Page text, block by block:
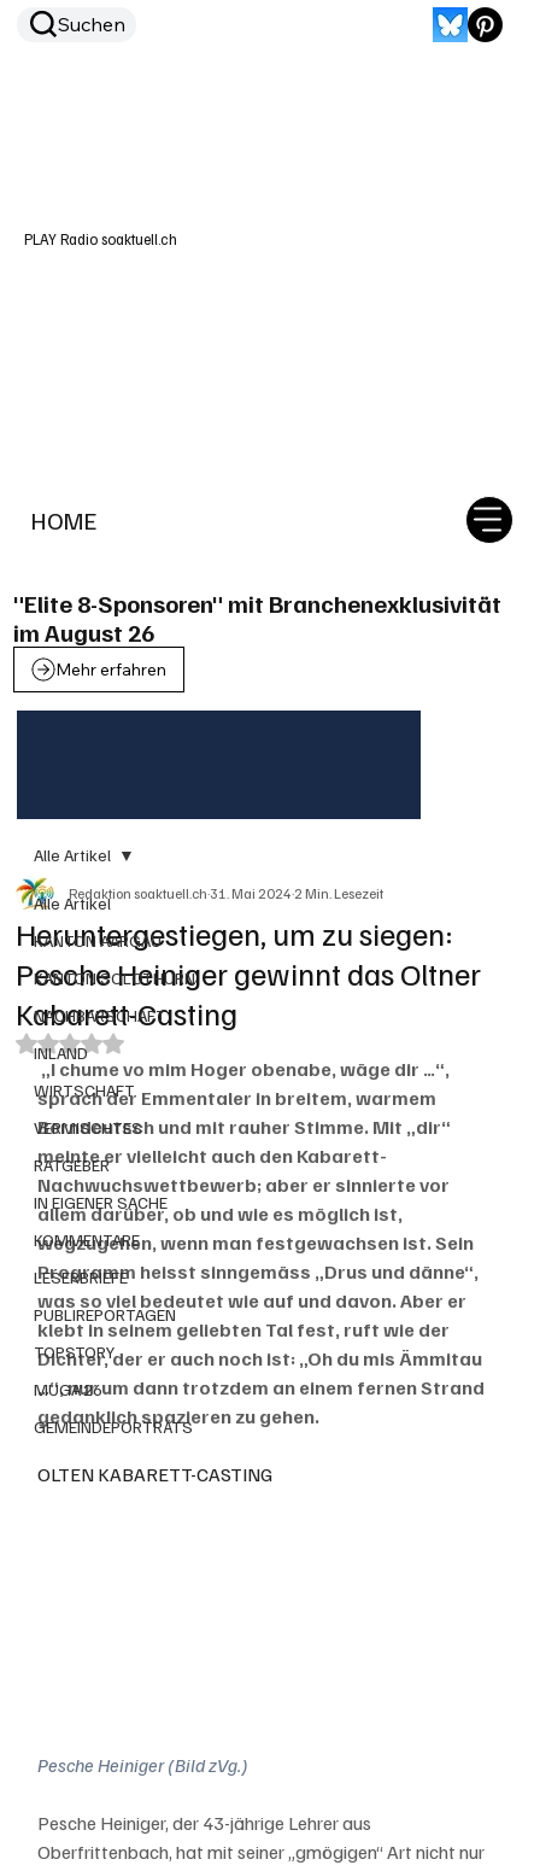
HOME
Suchen
PLAY Radio soaktuell.ch
"Elite 8-Sponsoren" mit Branchenexklusivität
im August 26
Mehr erfahren
Alle Artikel
KANTON AARGAU
KANTON SOLOTHURN
NACHBARSCHAFT
INLAND
WIRTSCHAFT
VERMISCHTES
RATGEBER
IN EIGENER SACHE
KOMMENTARE
LESERBRIEFE
PUBLIREPORTAGEN
TOPSTORY
MUGA'26
GEMEINDEPORTRÄTS
Alle Artikel
Heruntergestiegen, um zu siegen:
Pesche Heiniger gewinnt das Oltner
Kabarett-Casting
Redaktion soaktuell.ch31. Mai 20242 Min. Lesezeit
Mit NaN von 5 Sternen bewertet.
sprach der Emmentaler in breitem, warmem
Berndeutsch und mit rauher Stimme. Mit „dir“
meinte er vielleicht auch den Kabarett-
Nachwuchswettbewerb; aber er sinnierte vor
allem darüber, ob und wie es möglich ist,
wegzugehen, wenn man festgewachsen ist. Sein
Programm heisst sinngemäss „Drus und dänne“,
was so viel bedeutet wie auf und davon. Aber er
klebt in seinem geliebten Tal fest, ruft wie der
Dichter, der er auch noch ist: „Oh du mis Ämmitau
…“, nur um dann trotzdem an einem fernen Strand
gedanklich spazieren zu gehen.
OLTEN KABARETT-CASTING
Pesche Heiniger (Bild zVg.)
Pesche Heiniger, der 43-jährige Lehrer aus
Oberfrittenbach, hat mit seiner „gmögigen“ Art nicht nur